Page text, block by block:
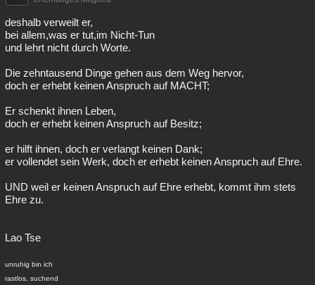
deshalb verweilt er,
bei allem,was er tut,im Nicht-Tun
und lehrt nicht durch Worte.
Die zehntausend Dinge gehen aus dem Weg hervor,
doch er erhebt keinen Anspruch auf MACHT;
Er schenkt ihnen Leben,
doch er erhebt keinen Anspruch auf Besitz;
er hilft ihnen, doch er verlangt keinen Dank;
er vollendet sein Werk, doch er erhebt keinen Anspruch auf Ehre.
UND weil er keinen Anspruch auf Ehre erhebt, kommt ihm stets
Ehre zu.
Lao Tse
unruhig bin ich
rastlos, suchend